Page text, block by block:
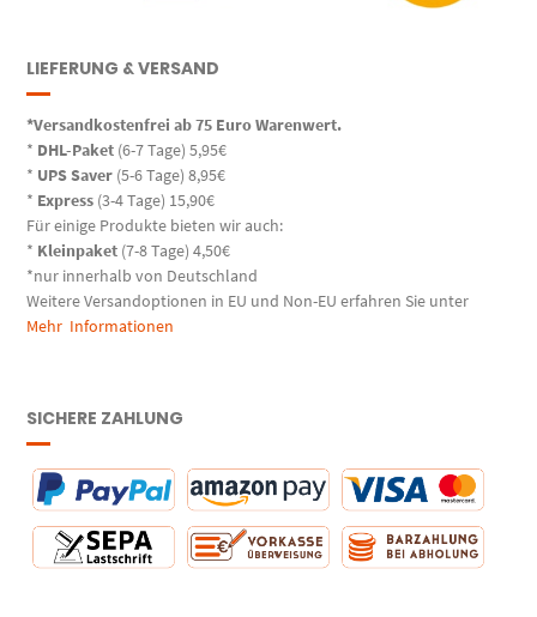
LIEFERUNG & VERSAND
*Versandkostenfrei ab 75 Euro Warenwert.
* DHL-Paket (6-7 Tage) 5,95€
* UPS Saver (5-6 Tage) 8,95€
* Express (3-4 Tage) 15,90€
Für einige Produkte bieten wir auch:
* Kleinpaket (7-8 Tage) 4,50€
*nur innerhalb von Deutschland
Weitere Versandoptionen in EU und Non-EU erfahren Sie unter
Mehr Informationen
SICHERE ZAHLUNG